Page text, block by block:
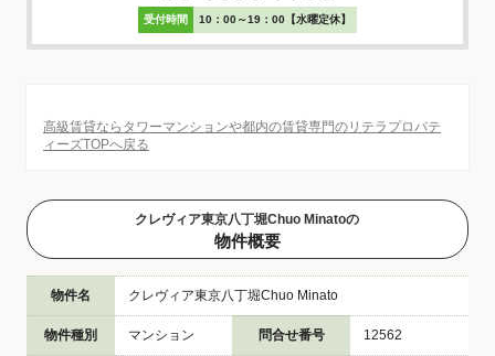
受付時間 10：00～19：00【水曜定休】
高級賃貸ならタワーマンションや都内の賃貸専門のリテラプロパテ
ィーズTOPへ戻る
クレヴィア東京八丁堀Chuo Minatoの
物件概要
物件名 クレヴィア東京八丁堀Chuo Minato
物件種別 マンション 問合せ番号 12562